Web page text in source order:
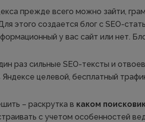
прежде всего можно зайти,
этого создается блог с SEO-
у вас сайт или нет.
раз сильные SEO-тексты и
Яндексе целевой, бесплатный
– раскрутка в каком
с учетом особенностей